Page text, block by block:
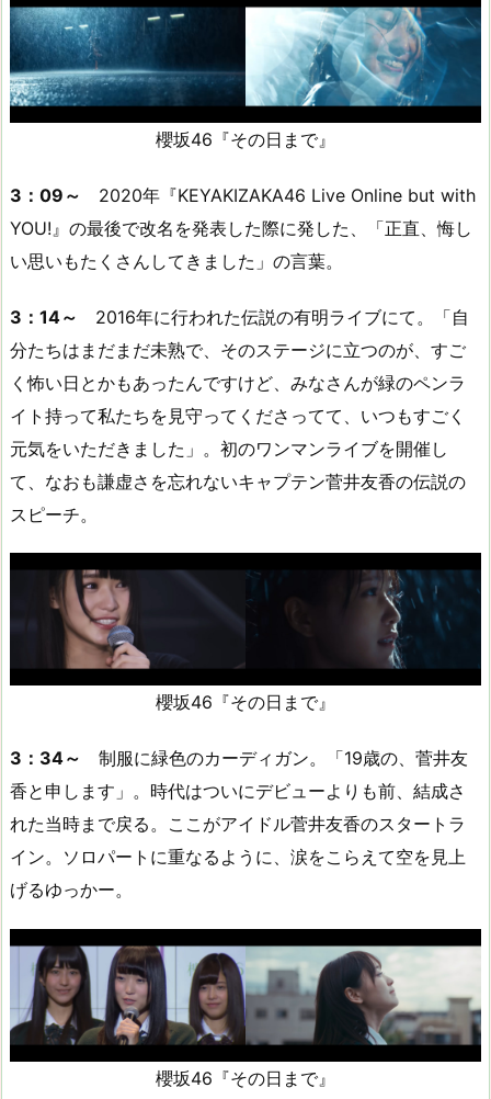
櫻坂46『その日まで』
3：09～ 2020年『KEYAKIZAKA46 Live Online but with
YOU!』の最後で改名を発表した際に発した、「正直、悔し
い思いもたくさんしてきました」の言葉。
3：14～ 2016年に行われた伝説の有明ライブにて。「自
分たちはまだまだ未熟で、そのステージに立つのが、すご
く怖い日とかもあったんですけど、みなさんが緑のペンラ
イト持って私たちを見守ってくださってて、いつもすごく
元気をいただきました」。初のワンマンライブを開催し
て、なおも謙虚さを忘れないキャプテン菅井友香の伝説の
スピーチ。
櫻坂46『その日まで』
3：34～ 制服に緑色のカーディガン。「19歳の、菅井友
香と申します」。時代はついにデビューよりも前、結成さ
れた当時まで戻る。ここがアイドル菅井友香のスタートラ
イン。ソロパートに重なるように、涙をこらえて空を見上
げるゆっかー。
櫻坂46『その日まで』